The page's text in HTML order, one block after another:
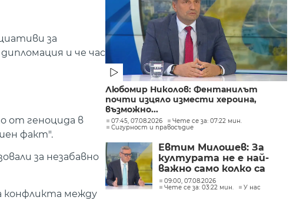
за
и че час
от геноцида в
факт".
за незабавно
конфликта между
Любомир Николов: Фентанилът
почти изцяло измести хероина,
възможно...
07:45, 07.08.2026
Чете се за: 07:22 мин.
Сигурност и правосъдие
Евтим Милошев: За
културата не е най-
важно само колко са
парите, а да се
изплащат навреме
09:00, 07.08.2026
Чете се за: 03:22 мин.
У нас